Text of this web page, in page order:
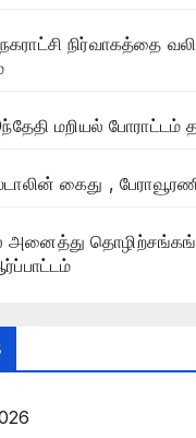
நிர்வாகத்தை
மறியல் போராட்டம்
கைது ,
அனைத்து